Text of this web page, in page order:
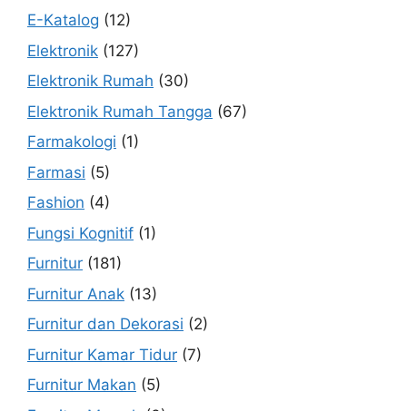
E-Katalog (12)
Elektronik (127)
Elektronik Rumah (30)
Elektronik Rumah Tangga (67)
Farmakologi (1)
Farmasi (5)
Fashion (4)
Fungsi Kognitif (1)
Furnitur (181)
Furnitur Anak (13)
Furnitur dan Dekorasi (2)
Furnitur Kamar Tidur (7)
Furnitur Makan (5)